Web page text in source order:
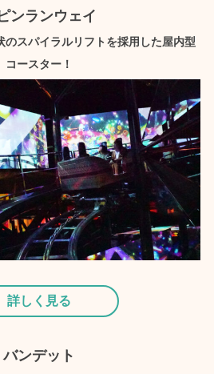
ンランウェイ
のスパイラルリフトを採用した屋内型
コースター！
詳しく見る
バンデット